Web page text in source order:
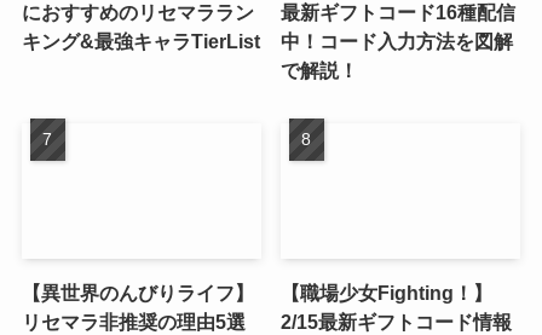
におすすめのリセマララン
キング&最強キャラTierList
最新ギフトコード16種配信
中！コード入力方法を図解
で解説！
【異世界のんびりライフ】
リセマラ非推奨の理由5選
【職場少女Fighting！】
2/15最新ギフトコード情報